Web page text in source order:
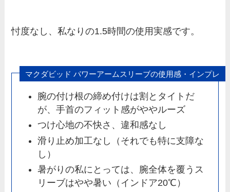
忖度なし、私なりの1.5時間の使用実感です。
マクダビッド パワーアームスリーブの使用感・インプレ
腕の付け根の締め付けは割とタイトだ
が、手首のフィット感がややルーズ
つけ心地の不快さ、違和感なし
滑り止め加工なし（それでも特に支障な
し）
暑がりの私にとっては、腕全体を覆うス
リーブはやや暑い（インドア20℃）